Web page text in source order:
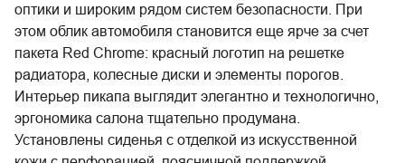
оптики и широким рядом систем безопасности. При
этом облик автомобиля становится еще ярче за счет
пакета Red Chrome: красный логотип на решетке
радиатора, колесные диски и элементы порогов.
Интерьер пикапа выглядит элегантно и технологично,
эргономика салона тщательно продумана.
Установлены сиденья с отделкой из искусственной